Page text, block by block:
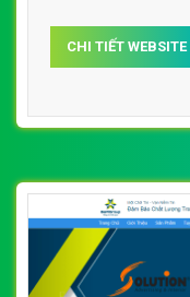
CHI TIẾT WEBSITE